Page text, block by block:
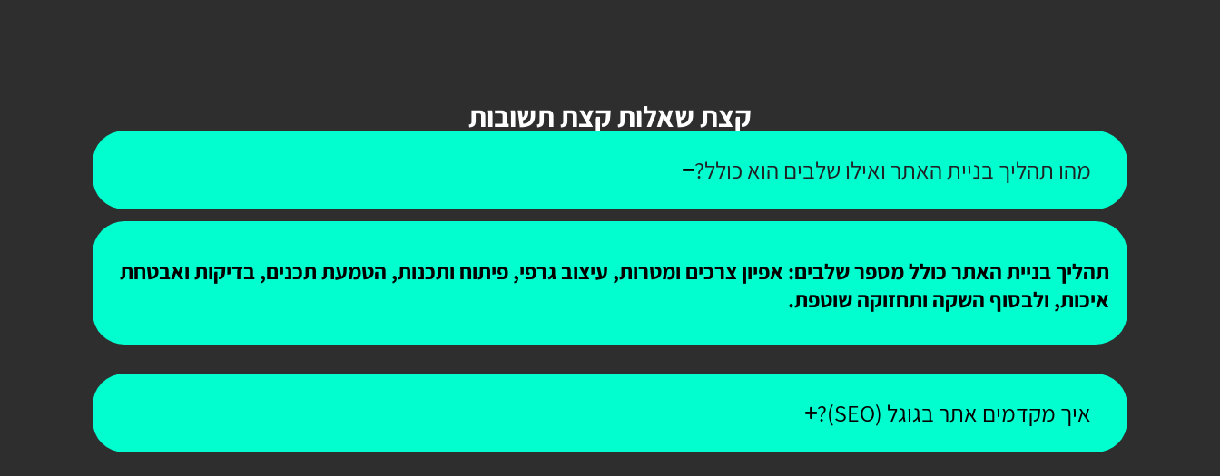
קצת שאלות קצת תשובות
מהו תהליך בניית האתר ואילו שלבים הוא כולל?
תהליך בניית האתר כולל מספר שלבים: אפיון צרכים ומטרות, עיצוב גרפי, פיתוח ותכנות, הטמעת תכנים, בדיקות ואבטחת
איכות, ולבסוף השקה ותחזוקה שוטפת.
איך מקדמים אתר בגוגל (SEO)?